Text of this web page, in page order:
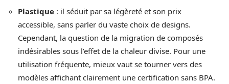
Plastique : il séduit par sa légèreté et son prix
accessible, sans parler du vaste choix de designs.
Cependant, la question de la migration de composés
indésirables sous l’effet de la chaleur divise. Pour une
utilisation fréquente, mieux vaut se tourner vers des
modèles affichant clairement une certification sans BPA.